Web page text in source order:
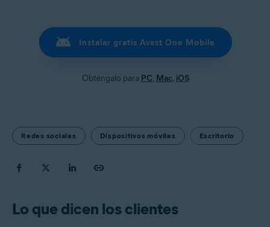
Instalar gratis Avast One Mobile
Obténgalo para PC, Mac, iOS
Redes sociales Dispositivos móviles Escritorio
Lo que dicen los clientes